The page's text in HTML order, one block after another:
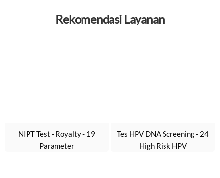
Rekomendasi Layanan
NIPT Test - Royalty - 19
Parameter
Tes HPV DNA Screening - 24
High Risk HPV